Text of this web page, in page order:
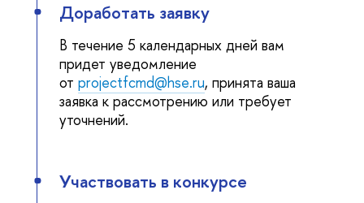
Доработать заявку
течение 5 календарных дней вам
придет уведомление
отprojectfcmd@hse.ru, принята ваша
заявка к рассмотрению или требует
уточнений.
Участвовать в конкурсе